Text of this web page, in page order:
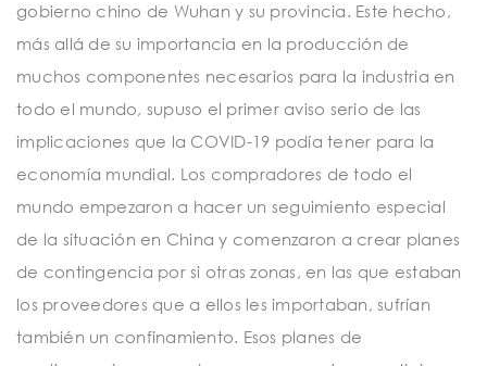
gobierno chino de Wuhan y su provincia. Este hecho,
más allá de su importancia en la producción de
muchos componentes necesarios para la industria en
todo el mundo, supuso el primer aviso serio de las
implicaciones que la COVID-19 podía tener para la
economía mundial. Los compradores de todo el
mundo empezaron a hacer un seguimiento especial
de la situación en China y comenzaron a crear planes
de contingencia por si otras zonas, en las que estaban
los proveedores que a ellos les importaban, sufrían
también un confinamiento. Esos planes de